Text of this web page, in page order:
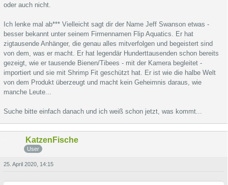
oder auch nicht.
Ich lenke mal ab*** Vielleicht sagt dir der Name Jeff Swanson etwas -
besser bekannt unter seinem Firmennamen Flip Aquatics. Er hat
zigtausende Anhänger, die genau alles mitverfolgen und begeistert sind
von dem, was er macht. Er hat legendär Hunderttausenden schon bereits
gezeigt, wie er tausende Bienen/Tibees - mit der Kamera begleitet -
importiert und sie mit Shrimp Fit geschützt hat. Er ist wie die halbe Welt
von dem Produkt überzeugt und macht kein Geheimnis daraus, wie
manche Leute...
Suche bitte einfach danach und ich weiß schon jetzt, was kommt...
KatzenFische
User
25. April 2020, 14:15